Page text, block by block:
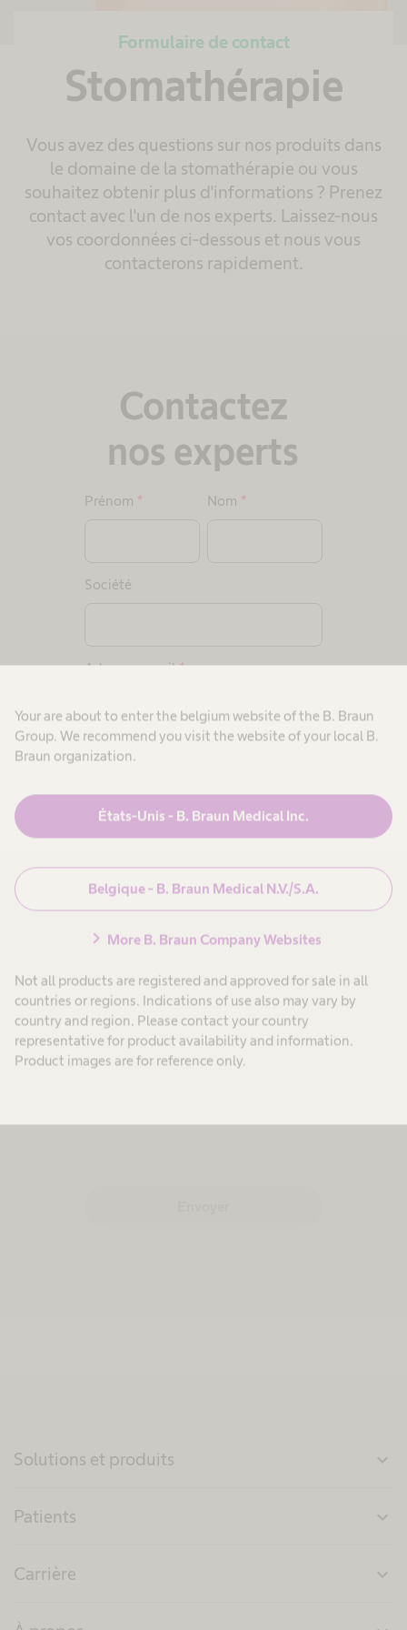
Your are about to enter the belgium website of the B. Braun
Group. We recommend you visit the website of your local B.
Braun organization.
États-Unis - B. Braun Medical Inc.
Belgique - B. Braun Medical N.V./S.A.
chevron_right More B. Braun Company Websites
Not all products are registered and approved for sale in all
countries or regions. Indications of use also may vary by
country and region. Please contact your country
representative for product availability and information.
Product images are for reference only.
Formulaire de contact
Stomathérapie
Vous avez des questions sur nos produits dans
le domaine de la stomathérapie ou vous
souhaitez obtenir plus d'informations ? Prenez
contact avec l'un de nos experts. Laissez-nous
vos coordonnées ci-dessous et nous vous
contacterons rapidement.
Contactez
nos experts
Prénom * Nom *
Société
Adresse e-mail*
Votre requête
Politique de confidentialité
J'ai lu la déclaration de
confidentialité de B. Braun et
j'accepte le traitement de mes
données personnelles pour la
Solutions et produits expand_more
Patients expand_more
Carrière expand_more